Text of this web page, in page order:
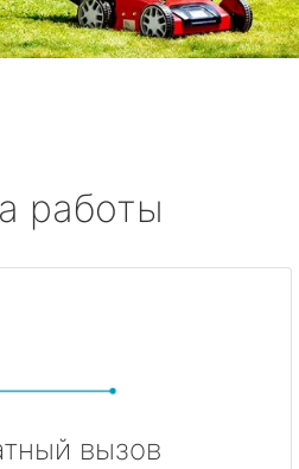
работы
вызов